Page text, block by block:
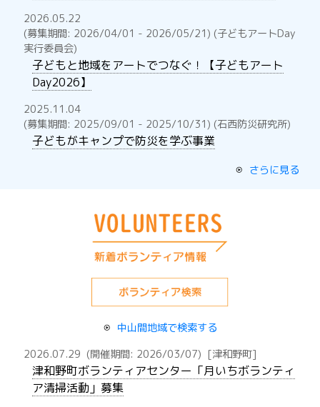
2026.05.22
(募集期間: 2026/04/01 - 2026/05/21) (子どもアートDay
実行委員会)
子どもと地域をアートでつなぐ！【子どもアート
Day2026】
2025.11.04
(募集期間: 2025/09/01 - 2025/10/31) (石西防災研究所)
子どもがキャンプで防災を学ぶ事業
さらに見る
中山間地域で検索する
2026.07.29 (開催期間: 2026/03/07) [津和野町]
津和野町ボランティアセンター「月いちボランティ
ア清掃活動」募集